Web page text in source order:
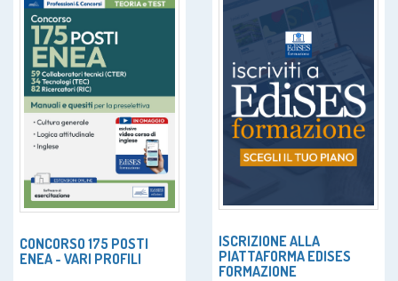
CONCORSO 175 POSTI
ENEA - VARI PROFILI
ISCRIZIONE ALLA
PIATTAFORMA EDISES
FORMAZIONE